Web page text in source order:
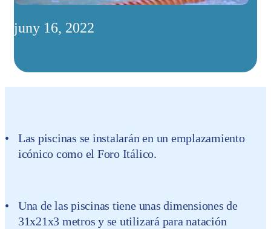
juny 16, 2022
Las piscinas se instalarán en un emplazamiento
icónico como el Foro Itálico.
Una de las piscinas tiene unas dimensiones de
31x21x3 metros y se utilizará para natación